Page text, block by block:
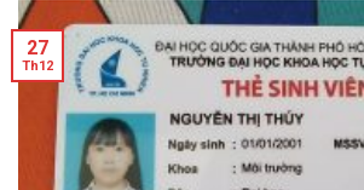
27
Th12